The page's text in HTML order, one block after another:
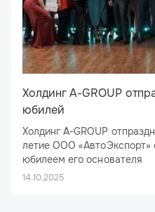
Холдинг A-GROUP
юбилей
Холдинг A-GROUP
летие ООО «АвтоЭкспорт»
юбилеем его основателя
26 сентября 2025 года
14.10.2025